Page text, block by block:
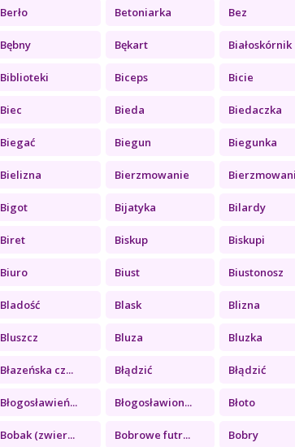
Berło Betoniarka Bez
Bębny Bękart Białoskórnik
Biblioteki Biceps Bicie
Biec Bieda Biedaczka
Biegać Biegun Biegunka
Bielizna Bierzmowanie
Bigot Bijatyka Bilardy
Biret Biskup Biskupi
Biuro Biust Biustonosz
Bladość Blask Blizna
Bluszcz Bluza Bluzka
Błazeńska cz... Błądzić Błądzić
Błogosławień... Błogosławion... Błoto
Bobak (zwier... Bobrowe futr... Bobry